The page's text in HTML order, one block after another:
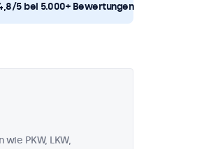
5 bei 5.000+ Bewertungen
PKW, LKW,